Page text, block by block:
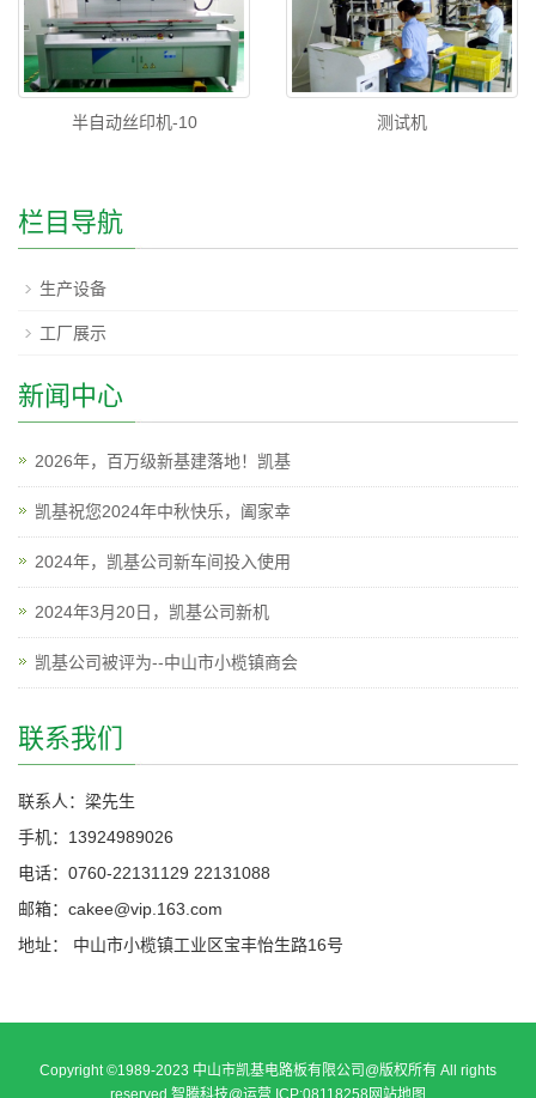
半自动丝印机-10 测试机
栏目导航
生产设备
工厂展示
新闻中心
2026年，百万级新基建落地！凯基
凯基祝您2024年中秋快乐，阖家幸
2024年，凯基公司新车间投入使用
2024年3月20日，凯基公司新机
凯基公司被评为--中山市小榄镇商会
联系我们
联系人：梁先生
手机：13924989026
电话：0760-22131129 22131088
邮箱：cakee@vip.163.com
地址： 中山市小榄镇工业区宝丰怡生路16号
Copyright ©1989-2023 中山市凯基电路板有限公司@版权所有 All rights
reserved 智腾科技@运营 ICP:08118258网站地图